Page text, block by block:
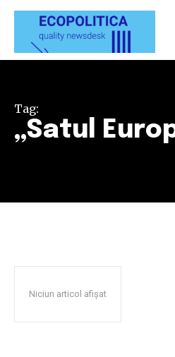
Tag:
„Satul
Niciun articol afișat